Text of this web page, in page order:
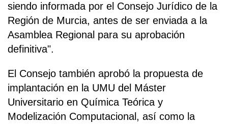
siendo informada por el Consejo Jurídico de la
Región de Murcia, antes de ser enviada a la
Asamblea Regional para su aprobación
definitiva".
El Consejo también aprobó la propuesta de
implantación en la UMU del Máster
Universitario en Química Teórica y
Modelización Computacional, así como la